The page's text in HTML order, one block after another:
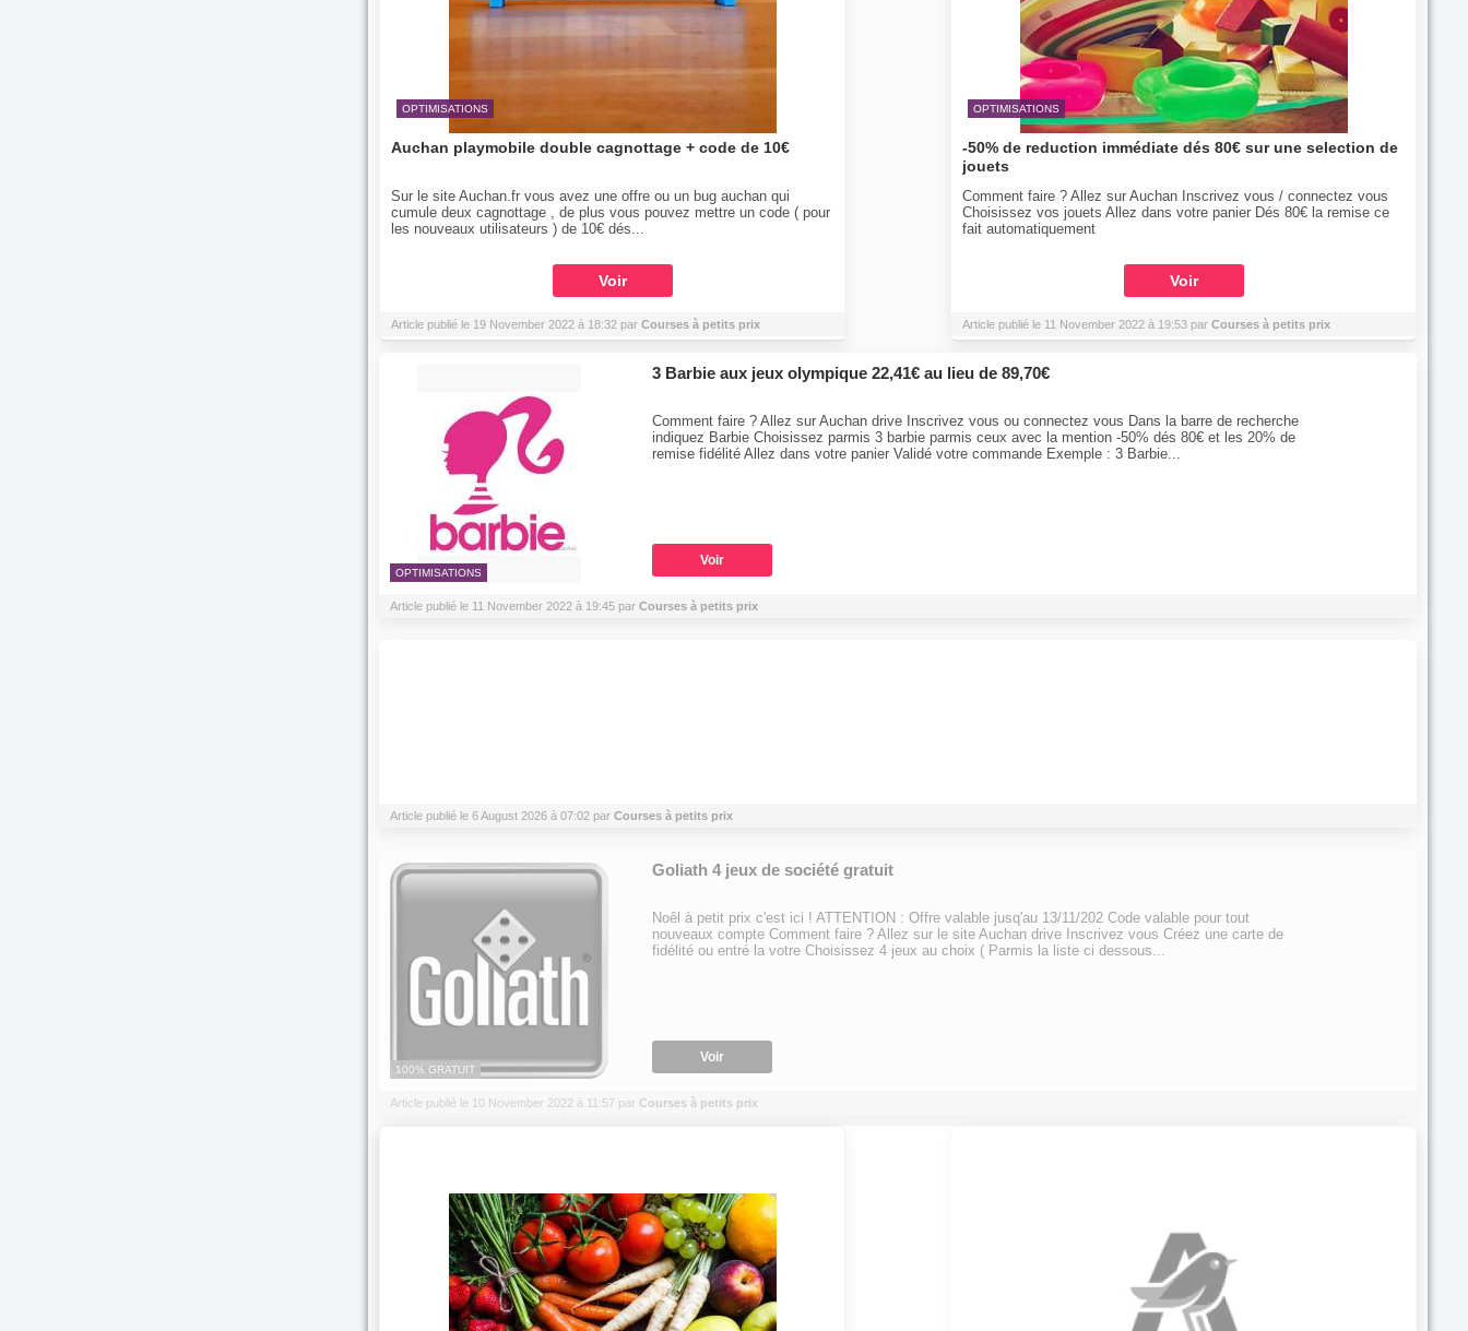
OPTIMISATIONS
Auchan playmobile double cagnottage + code de 10€
Sur le site Auchan.fr vous avez une offre ou un bug auchan qui
cumule deux cagnottage , de plus vous pouvez mettre un code ( pour
les nouveaux utilisateurs ) de 10€ dés...
Voir
Article publié le 19 November 2022 à 18:32 par Courses à petits prix
OPTIMISATIONS
-50% de reduction immédiate dés 80€ sur une selection de
jouets
Comment faire ? Allez sur Auchan Inscrivez vous / connectez vous
Choisissez vos jouets Allez dans votre panier Dés 80€ la remise ce
fait automatiquement
Voir
Article publié le 11 November 2022 à 19:53 par Courses à petits prix
OPTIMISATIONS
3 Barbie aux jeux olympique 22,41€ au lieu de 89,70€
Comment faire ? Allez sur Auchan drive Inscrivez vous ou connectez vous Dans la barre de recherche
indiquez Barbie Choisissez parmis 3 barbie parmis ceux avec la mention -50% dés 80€ et les 20% de
remise fidélité Allez dans votre panier Validé votre commande Exemple : 3 Barbie...
Voir
Article publié le 11 November 2022 à 19:45 par Courses à petits prix
Article publié le 6 August 2026 à 07:02 par Courses à petits prix
100% GRATUIT
Goliath 4 jeux de société gratuit
Noêl à petit prix c'est ici ! ATTENTION : Offre valable jusq'au 13/11/202 Code valable pour tout
nouveaux compte Comment faire ? Allez sur le site Auchan drive Inscrivez vous Créez une carte de
fidélité ou entré la votre Choisissez 4 jeux au choix ( Parmis la liste ci dessous...
Voir
Article publié le 10 November 2022 à 11:57 par Courses à petits prix